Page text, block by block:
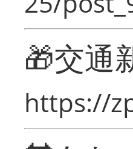
🎁交
https://